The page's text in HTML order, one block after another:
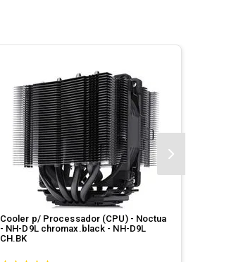
Cooler p/ Processador (CPU) - Noctua
- NH-D9L chromax.black - NH-D9L
CH.BK